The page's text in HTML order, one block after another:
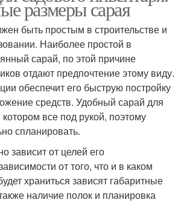
размеры сарая
быть простым в строительстве и
Наиболее простой в
сарай, по этой причине
отдают предпочтение этому виду.
обеспечит его быструю постройку
средств. Удобный сарай для
котором все под рукой, поэтому
спланировать.
зависит от целей его
от того, что и в каком
храниться зависят габаритные
наличие полок и планировка